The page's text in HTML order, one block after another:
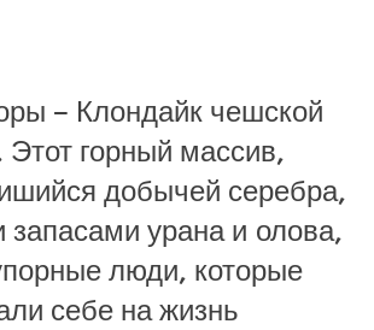
– Клондайк чешской
Этот горный массив,
добычей серебра,
урана и олова,
люди, которые
себе на жизнь